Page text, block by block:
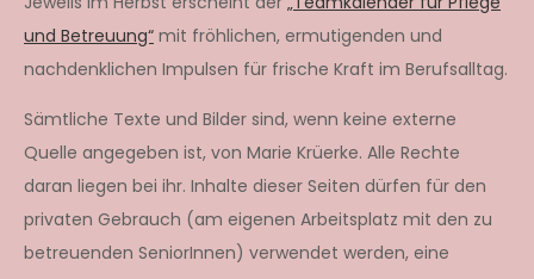
und Betreuung“ mit fröhlichen, ermutigenden und
nachdenklichen Impulsen für frische Kraft im Berufsalltag.
Sämtliche Texte und Bilder sind, wenn keine externe
Quelle angegeben ist, von Marie Krüerke. Alle Rechte
daran liegen bei ihr. Inhalte dieser Seiten dürfen für den
privaten Gebrauch (am eigenen Arbeitsplatz mit den zu
betreuenden SeniorInnen) verwendet werden, eine